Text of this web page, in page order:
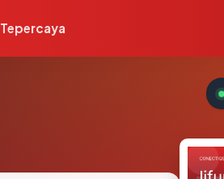
Tepercaya